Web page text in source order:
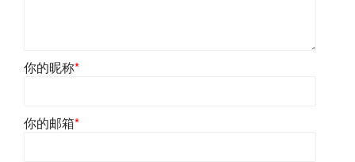
你的昵称*
你的邮箱*